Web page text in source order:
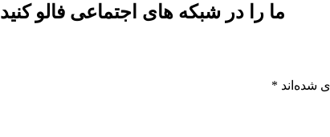
ما را در شبکه های اجتماعی فالو کنید
شده‌اند *